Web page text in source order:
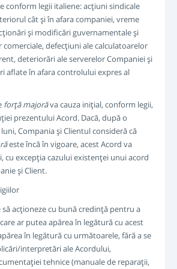
conform legii italiene: acţiuni sindicale
cât şi în afara companiei, vreme
şi modificări guvernamentale şi
comerciale, defecţiuni ale calculatoarelor
deteriorări ale serverelor Companiei şi
aflate în afara controlului expres al
forţă majorăva cauza iniţial, conform legii,
prezentului Acord. Dacă, după o
Compania şi Clientul consideră că
este încă în vigoare, acest Acord va
cu excepţia cazului existenţei unui acord
şi Client.
să acţioneze cu bună credinţă pentru a
ar putea apărea în legătură cu acest
în legătură cu următoarele, fără a se
interpretări ale Acordului,
tehnice (manuale de reparaţii,